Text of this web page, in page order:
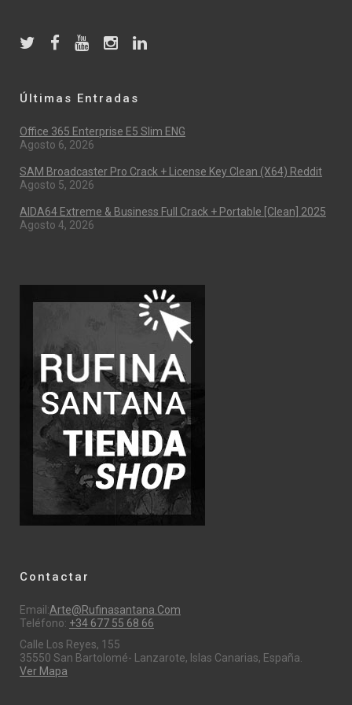
Últimas Entradas
Office 365 Enterprise E5 Slim ENG
Agosto 6, 2026
SAM Broadcaster Pro Crack + License Key Clean (x64) Reddit
Agosto 5, 2026
AIDA64 Extreme & Business Full Crack + Portable [Clean] 2025
Agosto 4, 2026
Contactar
Email:Arte@rufinasantana.com
Teléfono: +34 677 55 68 66
Calle Los Reyes, 155
35550 San Bartolomé- Lanzarote, Islas Canarias, España.
Ver Mapa